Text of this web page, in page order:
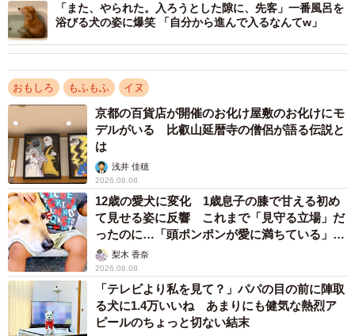
「また、やられた。入ろうとした隙に、先客」一番風呂を
浴びる犬の姿に爆笑 「自分から進んで入るなんてw」
おもしろ もふもふ イヌ
京都の百貨店が開催のお化け屋敷のお化けにモ
デルがいる 比叡山延暦寺の僧侶が語る伝説と
は
浅井 佳穂
2026.08.08
12歳の愛犬に変化 1歳息子の膝で甘える初め
て見せる姿に反響 これまで「見守る立場」だ
ったのに…「頭ポンポンが愛に満ちている」
「尊…」
梨木 香奈
2026.08.08
「テレビより私を見て？」パパの目の前に陣取
る犬に1.4万いいね あまりにも健気な熱烈ア
ピールのちょっと切ない結末